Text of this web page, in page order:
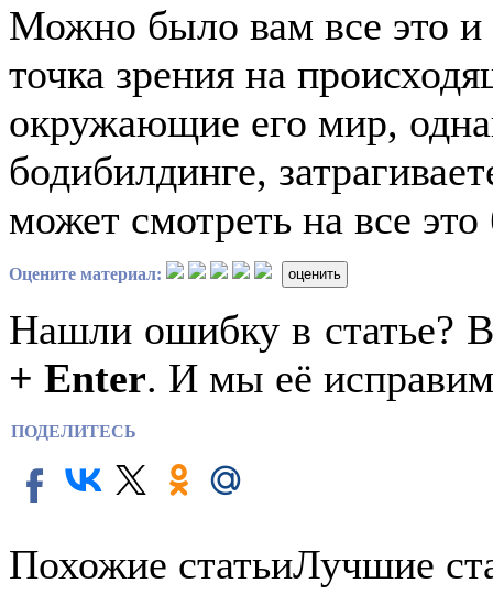
Можно было вам все это и
точка зрения на
окружающие его мир,
бодибилдинге,
может смотреть на все
Оцените материал: оценить
Нашли ошибку в статье?
+ Enter. И мы её
ПОДЕЛИТЕСЬ
Похожие статьиЛучшие